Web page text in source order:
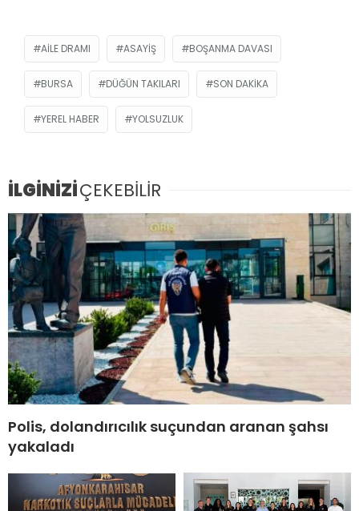
AILE DRAMI ASAYIŞ BOŞANMA DAVASI
BURSA DÜĞÜN TAKILARI SON DAKIKA
YEREL HABER YOLSUZLUK
İLGİNİZİÇEKEBİLİR
Polis, dolandırıcılık suçundan aranan şahsı
yakaladı